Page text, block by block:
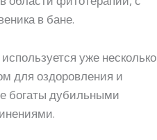
в бане.
уже несколько
для оздоровления и
богаты дубильными